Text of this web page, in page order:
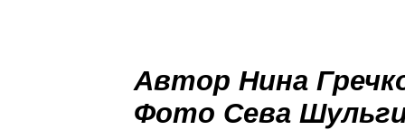
Автор Нина
Фото Сева